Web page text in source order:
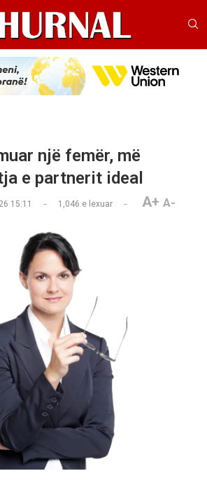
një femër, më
e partnerit ideal
15:11 1,046 e lexuar A+ A-